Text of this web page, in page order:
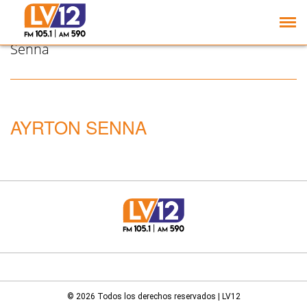
Fórmula 1: Una
publicación comparó a
Colapinto con Ayrton
Senna
AYRTON SENNA
© 2026 Todos los derechos reservados | LV12